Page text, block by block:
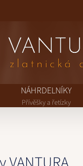
NÁHRDELNÍKY
Přívěšky a řetízky